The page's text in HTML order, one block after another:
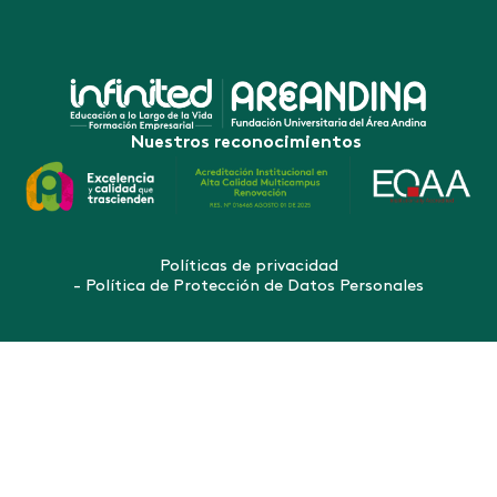
Nuestros reconocimientos
Políticas de privacidad
- Política de Protección de Datos Personales